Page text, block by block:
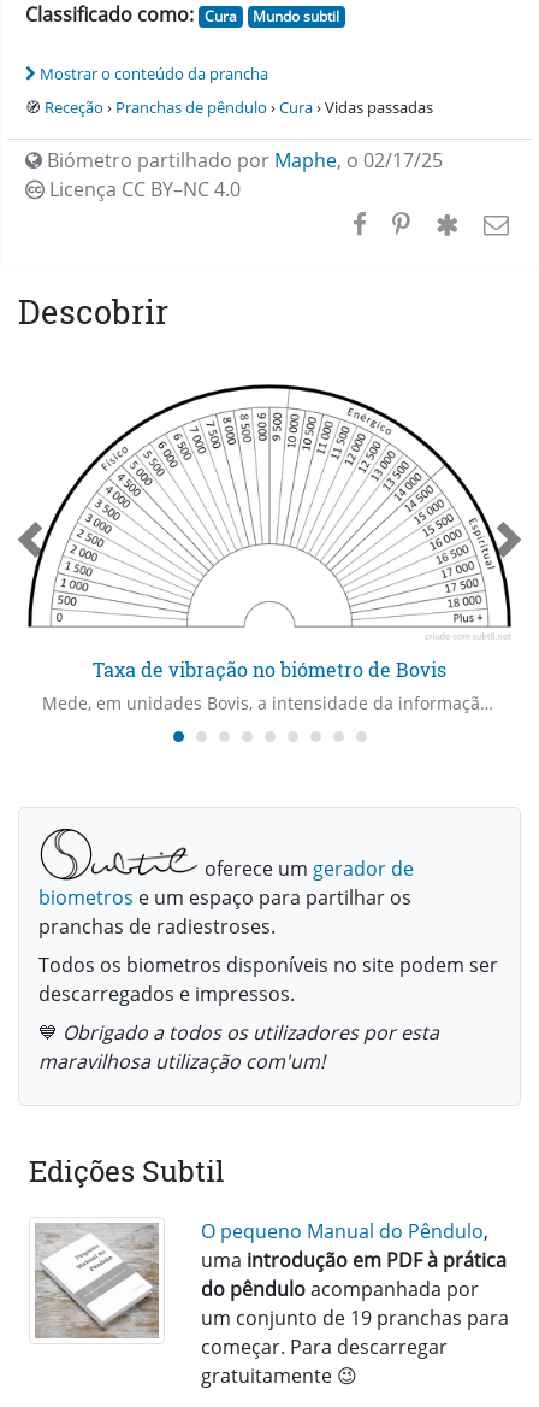
Classificado como: Cura Mundo subtil
Mostrar o conteúdo da prancha
🧭 Receção › Pranchas de pêndulo ›Cura› Vidas passadas
Biómetro partilhado por Maphe, o 02/17/25
Licença CC BY–NC 4.0
Descobrir
Taxa de vibração no biómetro de Bovis
Mede, em unidades Bovis, a intensidade da informação vibracional associada ao plano energético dos seres vivos, doenças, alimentos e lugares. Foi criado por Bovis e desenvolvido por Simoneton.
oferece um gerador de
biometros e um espaço para partilhar os
pranchas de radiestroses.
Todos os biometros disponíveis no site podem ser
descarregados e impressos.
💙 Obrigado a todos os utilizadores por esta
maravilhosa utilização com'um!
Edições Subtil
O pequeno Manual do Pêndulo,
uma introdução em PDF à prática
do pênduloacompanhada por
um conjunto de 19 pranchas para
começar. Para descarregar
gratuitamente 😉